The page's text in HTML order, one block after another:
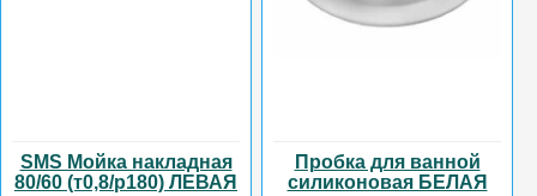
SMS Мойка накладная
80/60 (т0,8/р180) ЛЕВАЯ
Пробка для ванной
силиконовая БЕЛАЯ